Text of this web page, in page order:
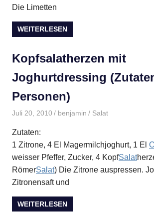
Die Limetten
WEITERLESEN
Kopfsalatherzen mit
Joghurtdressing
Personen)
Juli 20, 2010 benjamin Salat
Zutaten:
1 Zitrone, 4 El Magermilchjoghurt, 1 El
weisser Pfeffer, Zucker, 4 KopfSalat
RömerSalat) Die Zitrone auspressen.
Zitronensaft und
WEITERLESEN